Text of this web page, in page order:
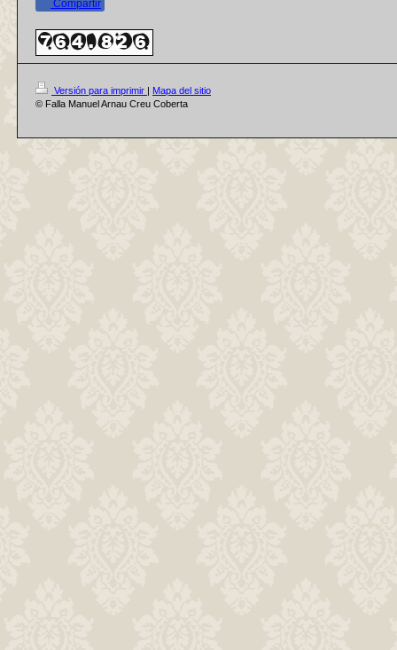
Compartir
Versión para imprimir | Mapa del sitio
© Falla Manuel Arnau Creu Coberta